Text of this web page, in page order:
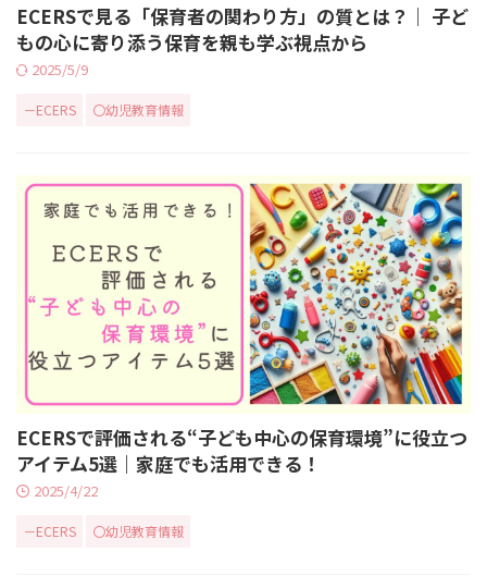
ECERSで見る「保育者の関わり方」の質とは？｜ 子ど
もの心に寄り添う保育を親も学ぶ視点から
2025/5/9
－ECERS 〇幼児教育情報
ECERSで評価される“子ども中心の保育環境”に役立つ
アイテム5選｜家庭でも活用できる！
2025/4/22
－ECERS 〇幼児教育情報